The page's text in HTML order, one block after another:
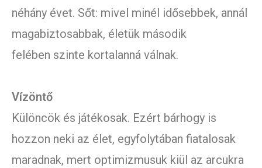
néhány évet. Sőt: mivel minél idősebbek, annál
magabiztosabbak, életük második
felében szinte kortalanná válnak.
Vízöntő
Különcök és játékosak. Ezért bárhogy is
hozzon neki az élet, egyfolytában fiatalosak
maradnak, mert optimizmusuk kiül az arcukra